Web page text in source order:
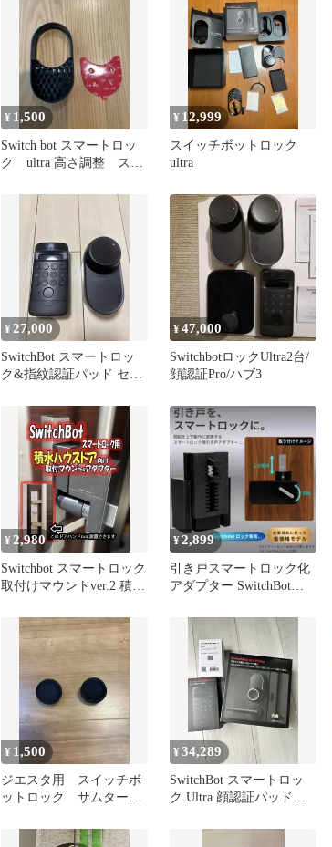
¥ 1,500
Switch bot スマートロッ
ク ultra 高さ調整 スタ
¥ 12,999
スイッチボットロック
ultra
¥ 27,000
SwitchBot スマートロッ
ク&指紋認証パッド セッ
¥47,000
SwitchbotロックUltra2台/
顔認証Pro/ハブ3
¥ 2,980
Switchbot スマートロック
取付けマウントver.2 積水
¥2,899
引き戸スマートロック化
アダプター SwitchBotロ
¥ 1,500
ジエスタ用 スイッチボ
ットロック サムターン
¥34,289
SwitchBot スマートロッ
ク Ultra 顔認証パッド＋